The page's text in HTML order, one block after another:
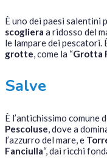
È uno dei paesi salentini
scogliera a ridosso del
le lampare dei pescatori.
grotte, come la “Grotta
Salve
È l’antichissimo
Pescoluse, dove a
l’azzurro del mare, e
Fanciulla“, dai ricchi